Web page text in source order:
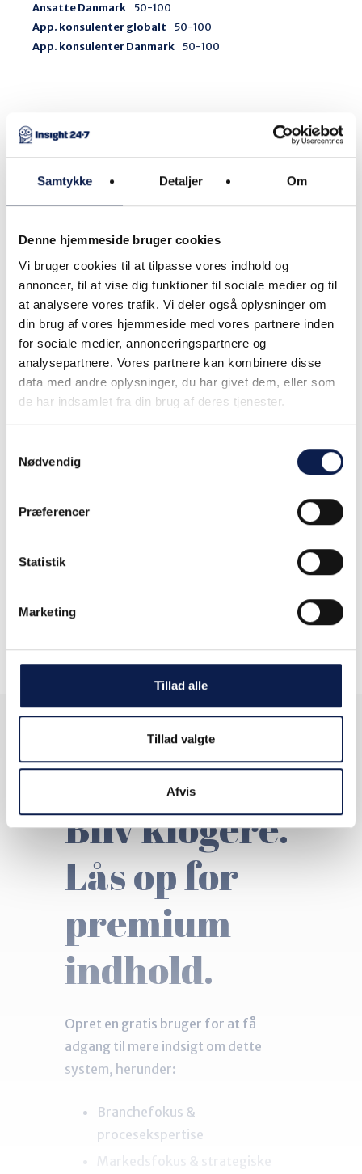
Samtykke Detaljer Om
Denne hjemmeside bruger cookies
Vi bruger cookies til at tilpasse vores indhold og
annoncer, til at vise dig funktioner til sociale medier og til
at analysere vores trafik. Vi deler også oplysninger om
din brug af vores hjemmeside med vores partnere inden
for sociale medier, annonceringspartnere og
analysepartnere. Vores partnere kan kombinere disse
data med andre oplysninger, du har givet dem, eller som
de har indsamlet fra din brug af deres tjenester.
Nødvendig
Præferencer
Statistik
Marketing
Tillad alle
Tillad valgte
Afvis
Ansatte Danmark
50-100
App. konsulenter globalt
50-100
App. konsulenter Danmark
50-100
Branchefokus
Bank, finans
fiskeri
Medie
Procesfokus
Salg
Indkøb
Få indsigt.
Bliv klogere.
Lås op for
premium
indhold.
Opret en gratis bruger for at få
adgang til mere indsigt om dette
system, herunder:
Branchefokus &
procesekspertise
Markedsfokus & strategiske